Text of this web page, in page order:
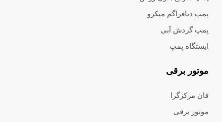
پمپ دیافراگم میکرو
پمپ گردش آبی
ایستگاه پمپ
موتور برقی
فان مرکزگرا
موتور برقی